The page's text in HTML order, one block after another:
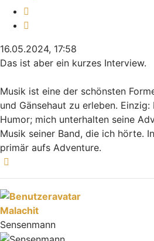
16.05.2024, 17:58
Das ist aber ein kurzes Interview.
Musik ist eine der schönsten
und Gänsehaut zu erleben.
Humor; mich unterhalten seine
Musik seiner Band, die ich hörte.
primär aufs Adventure.
Malachit
Sensenmann